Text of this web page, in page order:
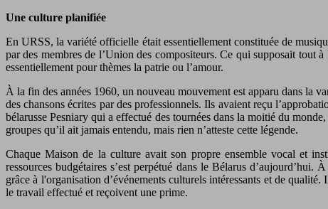
Une culture planifiée
En URSS, la variété officielle était essentiellement constituée de
par des membres de l’Union des compositeurs. Ce qui supposait tout
essentiellement pour thèmes la patrie ou l’amour.
À la fin des années 1960, un nouveau mouvement est apparu dans la
des chansons écrites par des professionnels. Ils avaient reçu
bélarusse Pesniary qui a effectué des tournées dans la moitié du
groupes qu’il ait jamais entendu, mais rien n’atteste cette légende.
Chaque Maison de la culture avait son propre ensemble vocal et
ressources budgétaires s’est perpétué dans le Bélarus
grâce à l'organisation d’événements culturels intéressants et de
le travail effectué et reçoivent une prime.